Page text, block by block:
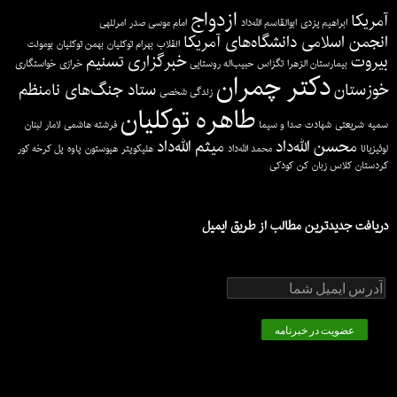
تصاویر جبهه جنوب اضافه شدند.
بشنوید: در آمریکا با صدای همسر شهید (2)
بشنوید: در آمریکا با صدای همسر شهید (۱)
تصاویر لبنان اضافه شدند.
تصاویر شهادت اضافه شدند.
کتابخانه
صداها
ویدیو
آمریکا ابراهیم یزدی ابوالقاسم الله‌داد ازدواج امام موسی صدر امرللهی
انجمن اسلامی دانشگاه‌های آمریکا انقلاب بهرام توکلیان بهمن توکلیان بومونت
بیروت بیمارستان الزهرا تگزاس حبیب‌اله روستایی خبرگزاری تسنیم خرازی خواستگاری
خوزستاندکتر چمران زندگی شخصی ستاد جنگ‌های نامنظم
سمیه شریعتی شهادت صدا و سیما طاهره توکلیان فرشته هاشمی لامار لبنان
لوئیزیانا محسن الله‌داد محمد الله‌داد میثم الله‌داد هلیکوپتر هیوستون پاوه پل کرخه کور
کردستان کلاس زبان کن کودکی
دریافت جدیدترین مطالب از طریق ایمیل